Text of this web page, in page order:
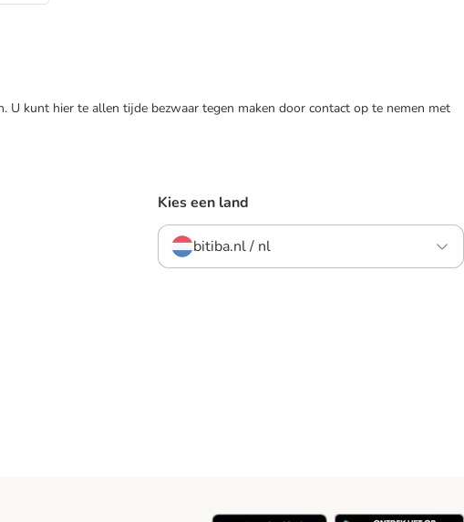
kunt hier te allen tijde bezwaar tegen maken door contact op te nemen met
Kies een land
bitiba.nl / nl